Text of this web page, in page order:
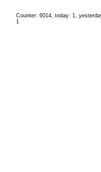
Counter: 6014, today: 1,
1